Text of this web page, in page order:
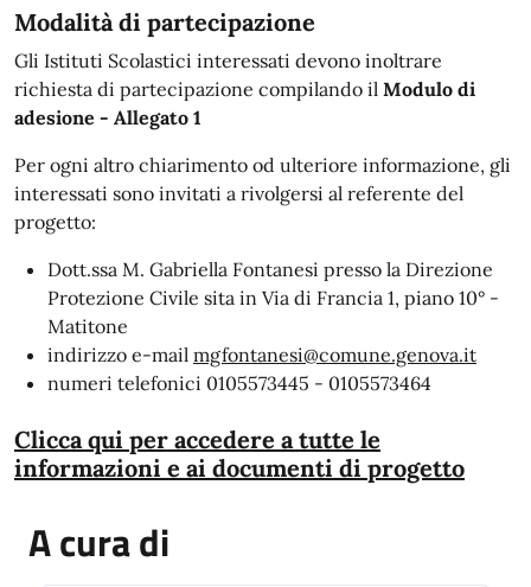
Modalità di partecipazione
Gli Istituti Scolastici interessati devono inoltrare
richiesta di partecipazione compilando il Modulo di
adesione - Allegato 1
Per ogni altro chiarimento od ulteriore informazione, gli
interessati sono invitati a rivolgersi al referente del
progetto:
Dott.ssa M. Gabriella Fontanesi presso la Direzione
Protezione Civile sita in Via di Francia 1, piano 10° -
Matitone
indirizzo e-mail mgfontanesi@comune.genova.it
numeri telefonici 0105573445 - 0105573464
Clicca qui per accedere a tutte le
informazioni e ai documenti di progetto
A cura di